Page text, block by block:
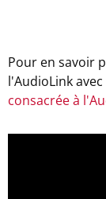
Pour en savoir
l'AudioLink avec
consacrée à